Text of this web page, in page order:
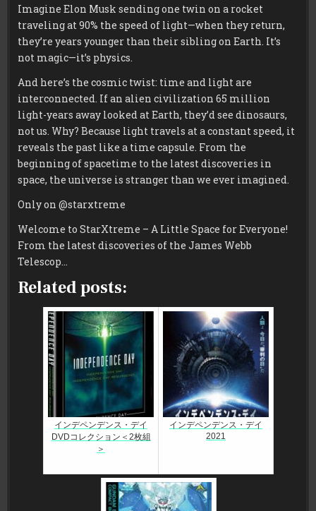
Imagine Elon Musk sending one twin on a rocket
traveling at 90% the speed of light—when they return,
they’re years younger than their sibling on Earth. It’s
not magic—it’s physics.
And here’s the cosmic twist: time and light are
interconnected. If an alien civilization 65 million
light-years away looked at Earth, they’d see dinosaurs,
not us. Why? Because light travels at a constant speed, it
reveals the past like a time capsule. From the
beginning of spacetime to the latest discoveries in
space, the universe is stranger than we ever imagined.
Only on @starxtreme
Welcome to StarXtreme – A Little Space for Everyone!
From the latest discoveries of the James Webb
Telescop…
Related posts:
インデペンデンス・デイ
DVDコレクション＜2枚組
＞
インデペンデンス・デイ
2021